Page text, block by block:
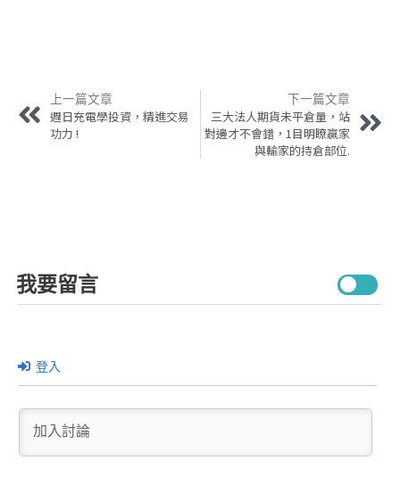
上一篇文章
週日充電學投資，精進交易
功力 !
下一篇文章
三大法人期貨未平倉量，站
對邊才不會錯，1目明瞭贏家
與輸家的持倉部位.
我要留言
登入